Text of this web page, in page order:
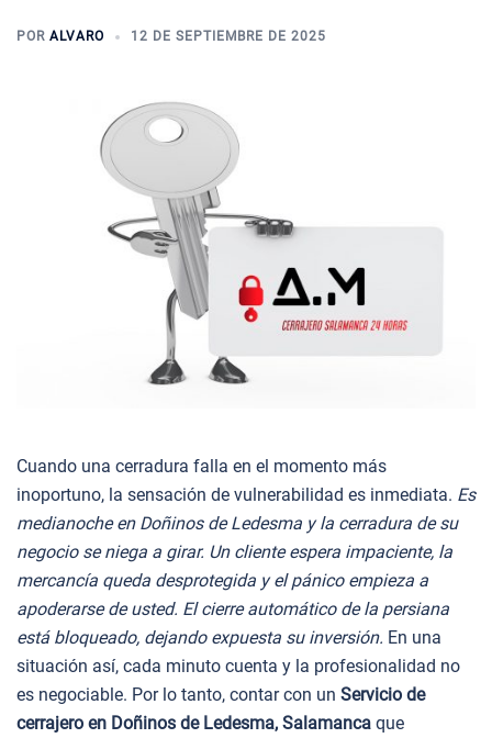
POR ALVARO 12 DE SEPTIEMBRE DE 2025
Cuando una cerradura falla en el momento más
inoportuno, la sensación de vulnerabilidad es inmediata. Es
medianoche en Doñinos de Ledesma y la cerradura de su
negocio se niega a girar. Un cliente espera impaciente, la
mercancía queda desprotegida y el pánico empieza a
apoderarse de usted. El cierre automático de la persiana
está bloqueado, dejando expuesta su inversión. En una
situación así, cada minuto cuenta y la profesionalidad no
es negociable. Por lo tanto, contar con un Servicio de
cerrajero en Doñinos de Ledesma, Salamanca que